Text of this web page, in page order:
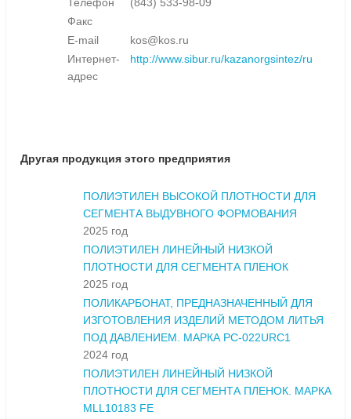
Телефон
(843) 533-98-09
Факс
E-mail
kos@kos.ru
Интернет-
адрес
http://www.sibur.ru/kazanorgsintez/ru
Другая продукция этого предприятия
ПОЛИЭТИЛЕН ВЫСОКОЙ ПЛОТНОСТИ ДЛЯ
СЕГМЕНТА ВЫДУВНОГО ФОРМОВАНИЯ
2025 год
ПОЛИЭТИЛЕН ЛИНЕЙНЫЙ НИЗКОЙ
ПЛОТНОСТИ ДЛЯ СЕГМЕНТА ПЛЕНОК
2025 год
ПОЛИКАРБОНАТ, ПРЕДНАЗНАЧЕННЫЙ ДЛЯ
ИЗГОТОВЛЕНИЯ ИЗДЕЛИЙ МЕТОДОМ ЛИТЬЯ
ПОД ДАВЛЕНИЕМ. МАРКА PC-022URC1
2024 год
ПОЛИЭТИЛЕН ЛИНЕЙНЫЙ НИЗКОЙ
ПЛОТНОСТИ ДЛЯ СЕГМЕНТА ПЛЕНОК. МАРКА
MLL10183 FE